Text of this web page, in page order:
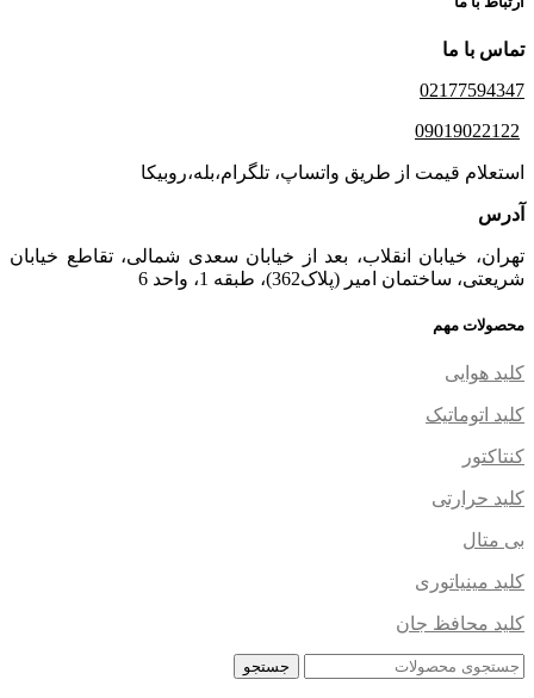
تماس با ما
02177594347
09019022122
استعلام قیمت از طریق واتساپ، تلگرام،بله،روبیکا
آدرس
تهران، خیابان انقلاب، بعد از خیابان سعدی شمالی، تقاطع خیابان
شریعتی، ساختمان امیر (پلاک362)، طبقه 1، واحد 6
محصولات مهم
کلید هوایی
کلید اتوماتیک
کنتاکتور
کلید حرارتی
بی متال
کلید مینیاتوری
کلید محافظ جان
جستجو